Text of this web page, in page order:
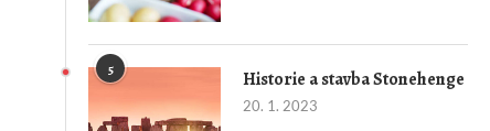
5 Historie a stavba Stonehenge
20. 1. 2023